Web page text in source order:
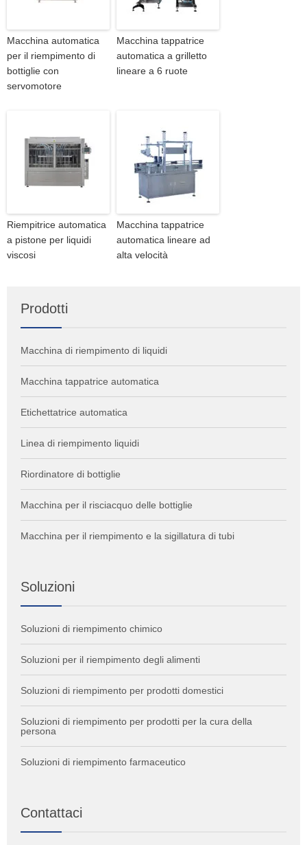
Macchina automatica
per il riempimento di
bottiglie con
servomotore
Macchina tappatrice
automatica a grilletto
lineare a 6 ruote
Riempitrice automatica
a pistone per liquidi
viscosi
Macchina tappatrice
automatica lineare ad
alta velocità
Prodotti
Macchina di riempimento di liquidi
Macchina tappatrice automatica
Etichettatrice automatica
Linea di riempimento liquidi
Riordinatore di bottiglie
Macchina per il risciacquo delle bottiglie
Macchina per il riempimento e la sigillatura di tubi
Soluzioni
Soluzioni di riempimento chimico
Soluzioni per il riempimento degli alimenti
Soluzioni di riempimento per prodotti domestici
Soluzioni di riempimento per prodotti per la cura della
persona
Soluzioni di riempimento farmaceutico
Contattaci